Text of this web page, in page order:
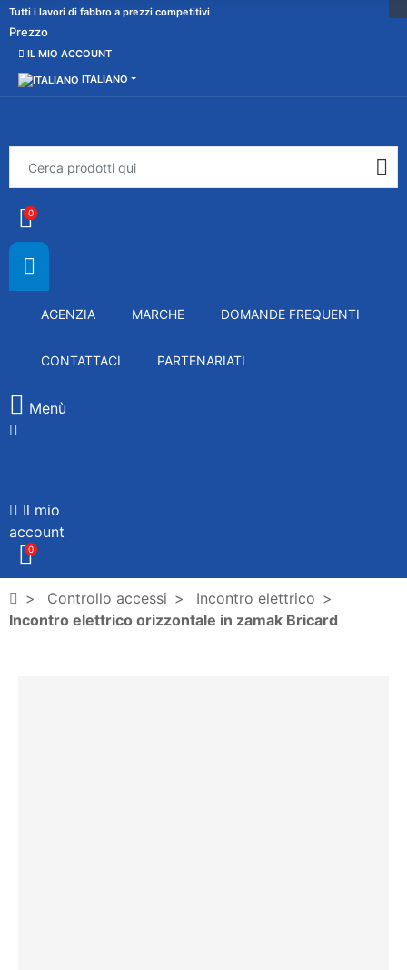
Tutti i lavori di fabbro a prezzi competitivi
Prezzo
IL MIO ACCOUNT
ITALIANO
0
AGENZIA MARCHE DOMANDE FREQUENTI
CONTATTACI PARTENARIATI
Menù
Il mio
account
0
Controllo accessi
Incontro elettrico
Incontro elettrico orizzontale in zamak Bricard